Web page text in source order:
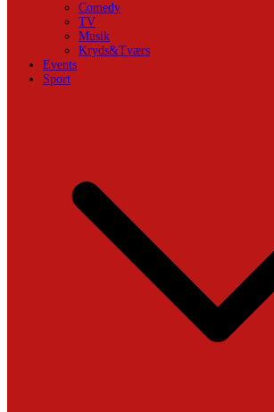
Comedy
TV
Musik
Kryds&Tværs
Events
Sport